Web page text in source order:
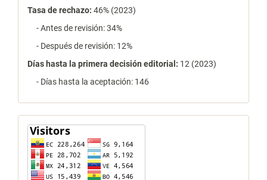
Tasa de rechazo: 46% (2023)
- Antes de revisión: 34%
- Después de revisión: 12%
Días hasta la primera decisión editorial: 12 (2023)
- Días hasta la aceptación: 146
contador